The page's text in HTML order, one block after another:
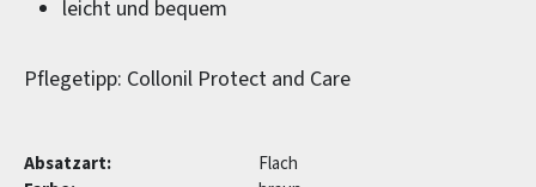
leicht und bequem
Pflegetipp: Collonil Protect and Care
Absatzart:
Flach